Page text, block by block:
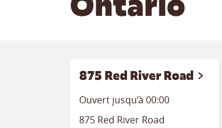
875 Red River Road
Ouvert jusqu’à 00:00
875 Red River Road